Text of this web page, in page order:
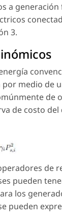
a
3.
medio de
de
de costo
de
pueden
los
pueden